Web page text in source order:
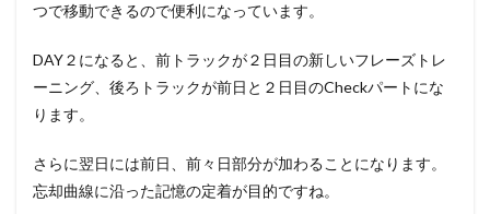
つで移動できるので便利になっています。
DAY２になると、前トラックが２日目の新しいフレーズトレ
ーニング、後ろトラックが前日と２日目のCheckパートにな
ります。
さらに翌日には前日、前々日部分が加わることになります。
忘却曲線に沿った記憶の定着が目的ですね。